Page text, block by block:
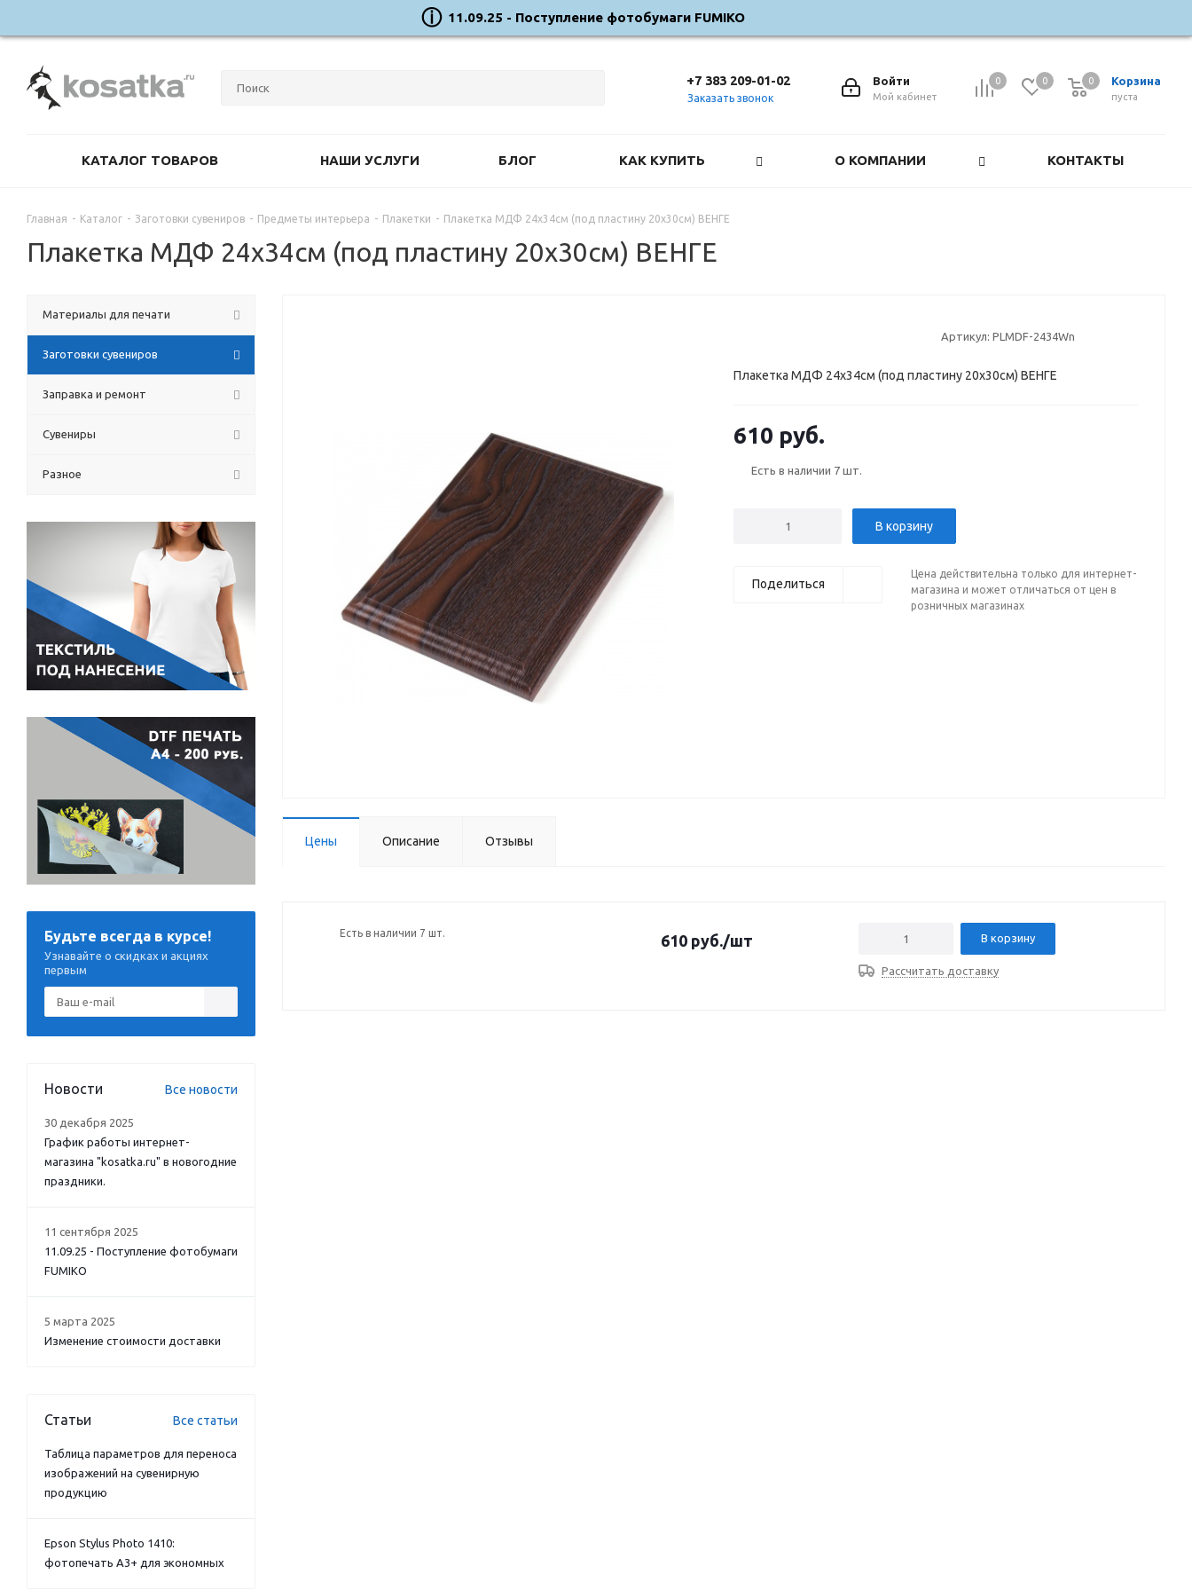
11.09.25 - Поступление фотобумаги FUMIKO
0 0 Корзина
0
пуста
0
Войти
Мой кабинет
+7 383 209-01-02
Заказать звонок
КАТАЛОГ ТОВАРОВ НАШИ УСЛУГИ БЛОГ КАК КУПИТЬ О КОМПАНИИ КОНТАКТЫ
Главная - Каталог - Заготовки сувениров - Предметы интерьера - Плакетки - Плакетка МДФ 24х34см (под пластину 20х30см) ВЕНГЕ
Плакетка МДФ 24х34см (под пластину 20х30см) ВЕНГЕ
Артикул: PLMDF-2434Wn
Плакетка МДФ 24х34см (под пластину 20х30см) ВЕНГЕ
610 руб.
Есть в наличии 7 шт.
В корзину
Поделиться
Цена действительна только для интернет-
магазина и может отличаться от цен в
розничных магазинах
Цены Описание Отзывы
Есть в наличии 7 шт. 610 руб./шт В корзину
Рассчитать доставку
Материалы для печати
Заготовки сувениров
Заправка и ремонт
Сувениры
Разное
Будьте всегда в курсе!
Узнавайте о скидках и акциях
первым
Новости Все новости
30 декабря 2025
График работы интернет-
магазина "kosatka.ru" в новогодние
праздники.
11 сентября 2025
11.09.25 - Поступление фотобумаги
FUMIKO
5 марта 2025
Изменение стоимости доставки
Статьи Все статьи
Таблица параметров для переноса
изображений на сувенирную
продукцию
Epson Stylus Photo 1410:
фотопечать А3+ для экономных